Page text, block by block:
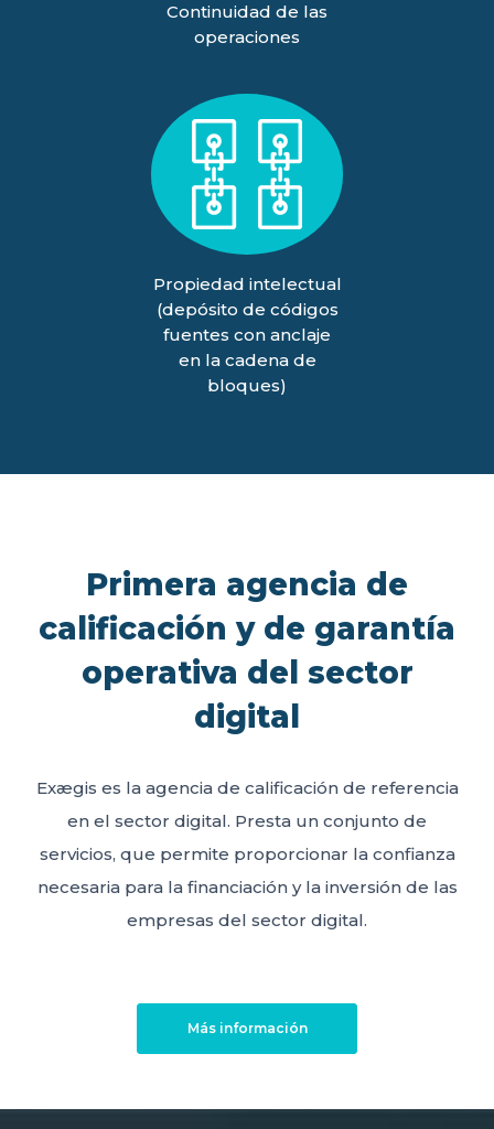
Continuidad de las
operaciones
Propiedad intelectual
(depósito de códigos
fuentes con anclaje
en la cadena de
bloques)
Primera agencia de
calificación y de garantía
operativa del sector
digital
Exægis es la agencia de calificación de referencia
en el sector digital. Presta un conjunto de
servicios, que permite proporcionar la confianza
necesaria para la financiación y la inversión de las
empresas del sector digital.
Más información